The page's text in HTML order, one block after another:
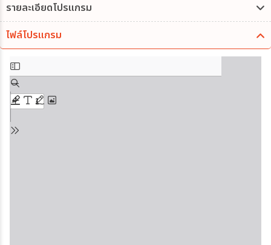
รายละเอียดโปรแกรม
ไฟล์โปรแกรม